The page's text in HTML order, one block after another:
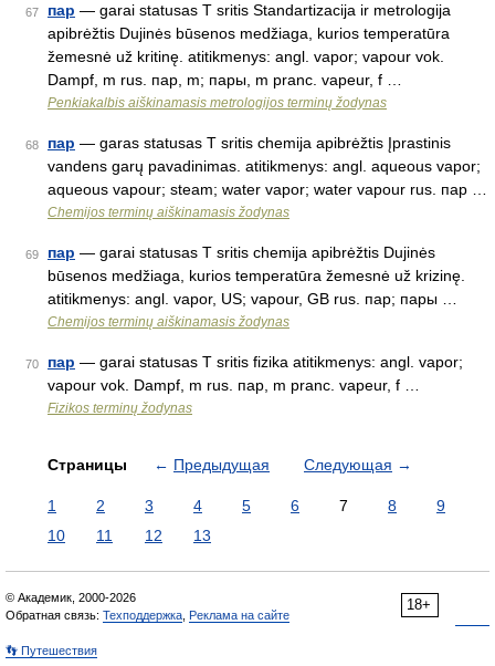
67 пар — garai statusas T sritis Standartizacija ir metrologija
apibrėžtis Dujinės būsenos medžiaga, kurios temperatūra
žemesnė už kritinę. atitikmenys: angl. vapor; vapour vok.
Dampf, m rus. пар, m; пары, m pranc. vapeur, f …
Penkiakalbis aiškinamasis metrologijos terminų žodynas
68 пар — garas statusas T sritis chemija apibrėžtis Įprastinis
vandens garų pavadinimas. atitikmenys: angl. aqueous vapor;
aqueous vapour; steam; water vapor; water vapour rus. пар …
Chemijos terminų aiškinamasis žodynas
69 пар — garai statusas T sritis chemija apibrėžtis Dujinės
būsenos medžiaga, kurios temperatūra žemesnė už krizinę.
atitikmenys: angl. vapor, US; vapour, GB rus. пар; пары …
Chemijos terminų aiškinamasis žodynas
70 пар — garai statusas T sritis fizika atitikmenys: angl. vapor;
vapour vok. Dampf, m rus. пар, m pranc. vapeur, f …
Fizikos terminų žodynas
Страницы ← Предыдущая Следующая →
1 2 3 4 5 6 7 8
9
10
11 12 13
18+
© Академик, 2000-2026
Обратная связь: Техподдержка Реклама на сайте
👣 Путешествия